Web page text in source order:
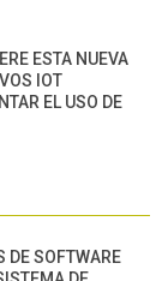
ESTA NUEVA
IOT
EL USO DE
DE SOFTWARE